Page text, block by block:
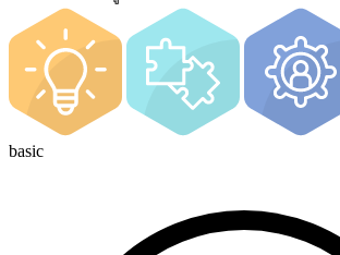
basic